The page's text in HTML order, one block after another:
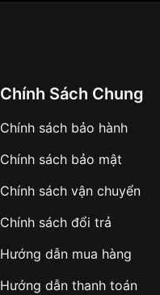
Chính Sách Chung
Chính sách bảo hành
Chính sách bảo mật
Chính sách vận chuyển
Chính sách đổi trả
Hướng dẫn mua hàng
Hướng dẫn thanh toán